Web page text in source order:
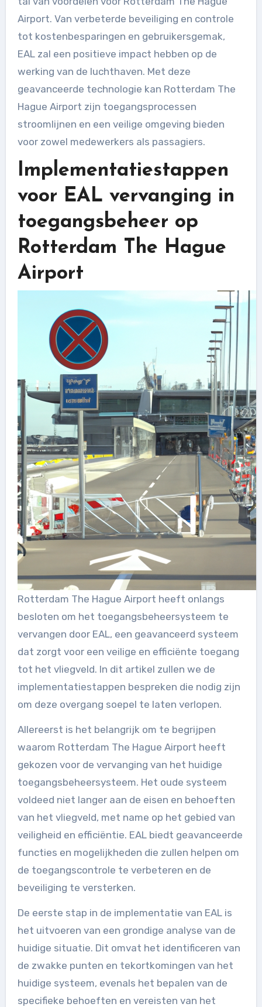
Airport. Van verbeterde beveiliging en controle
tot kostenbesparingen en gebruikersgemak,
EAL zal een positieve impact hebben op de
werking van de luchthaven. Met deze
geavanceerde technologie kan Rotterdam The
Hague Airport zijn toegangsprocessen
stroomlijnen en een veilige omgeving bieden
voor zowel medewerkers als passagiers.
Implementatiestappen
voor EAL vervanging in
toegangsbeheer op
Rotterdam The Hague
Airport
Rotterdam The Hague Airport heeft onlangs
besloten om het toegangsbeheersysteem te
vervangen door EAL, een geavanceerd systeem
dat zorgt voor een veilige en efficiënte toegang
tot het vliegveld. In dit artikel zullen we de
implementatiestappen bespreken die nodig zijn
om deze overgang soepel te laten verlopen.
Allereerst is het belangrijk om te begrijpen
waarom Rotterdam The Hague Airport heeft
gekozen voor de vervanging van het huidige
toegangsbeheersysteem. Het oude systeem
voldeed niet langer aan de eisen en behoeften
van het vliegveld, met name op het gebied van
veiligheid en efficiëntie. EAL biedt geavanceerde
functies en mogelijkheden die zullen helpen om
de toegangscontrole te verbeteren en de
beveiliging te versterken.
De eerste stap in de implementatie van EAL is
het uitvoeren van een grondige analyse van de
huidige situatie. Dit omvat het identificeren van
de zwakke punten en tekortkomingen van het
huidige systeem, evenals het bepalen van de
specifieke behoeften en vereisten van het